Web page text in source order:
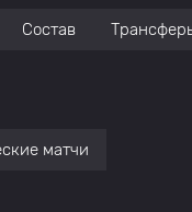
Состав
матчи